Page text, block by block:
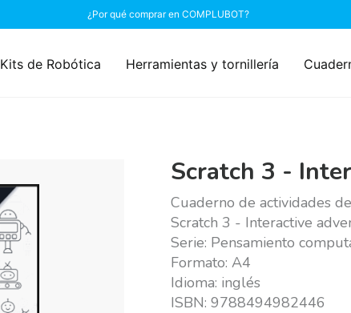
¿Por qué comprar en COMPLUBOT?
Kits de Robótica Herramientas y tornillería
Scratch 3 -
Cuaderno de actividades
Scratch 3 - Interactive
Serie: Pensamiento
Formato: A4
Idioma: inglés
ISBN: 9788494982446